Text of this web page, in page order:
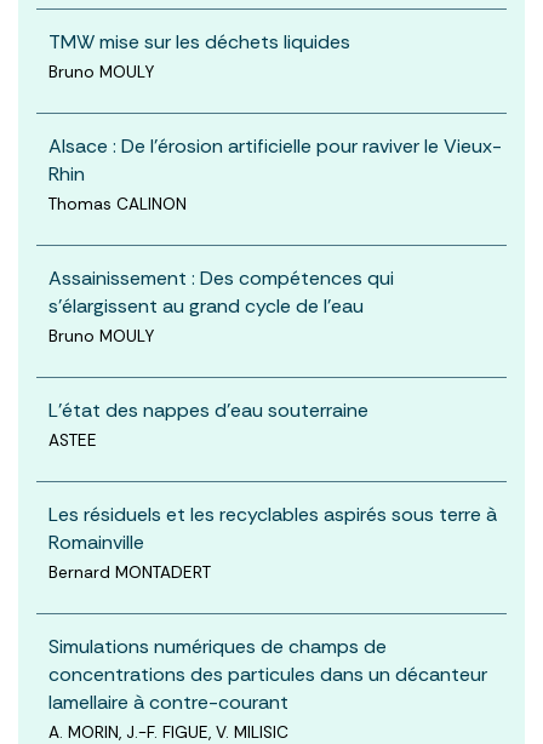
TMW mise sur les déchets liquides
Bruno MOULY
Alsace : De l’érosion artificielle pour raviver le Vieux-
Rhin
Thomas CALINON
Assainissement : Des compétences qui
s’élargissent au grand cycle de l’eau
Bruno MOULY
L'état des nappes d'eau souterraine
ASTEE
Les résiduels et les recyclables aspirés sous terre à
Romainville
Bernard MONTADERT
Simulations numériques de champs de
concentrations des particules dans un décanteur
lamellaire à contre-courant
A. MORIN, J.-F. FIGUE, V. MILISIC